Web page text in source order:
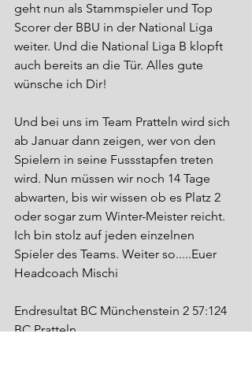
geht nun als Stammspieler und Top
Scorer der BBU in der National Liga
weiter. Und die National Liga B klopft
auch bereits an die Tür. Alles gute
wünsche ich Dir!
Und bei uns im Team Pratteln wird sich
ab Januar dann zeigen, wer von den
Spielern in seine Fussstapfen treten
wird. Nun müssen wir noch 14 Tage
abwarten, bis wir wissen ob es Platz 2
oder sogar zum Winter-Meister reicht.
Ich bin stolz auf jeden einzelnen
Spieler des Teams. Weiter so.....Euer
Headcoach Mischi
Endresultat BC Münchenstein 2 57:124
BC Pratteln